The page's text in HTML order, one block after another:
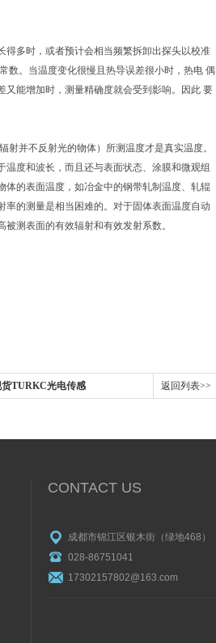
多时，或者预计会相当频繁拆卸出探头以校准
数。当温度变化很慢且热导误差很小时，热电 偶
能增加时，测量精确度就会受到影响。因此 要
并不反射光的物体）所测温度才是真实温度。
度和波长，而且还与表面状态、涂膜和微观组
的表面温度，如冶金中的钢带轧制温度、轧辊
的测量是相当困难的。对于固体表面温度自动
测表面的有效辐射和有效发射系数。
货TURKC光电传感 返回列表>>
CONTACT US
成都市锦江区银木街（绿地468）
028-86751041
17302157802@163.com